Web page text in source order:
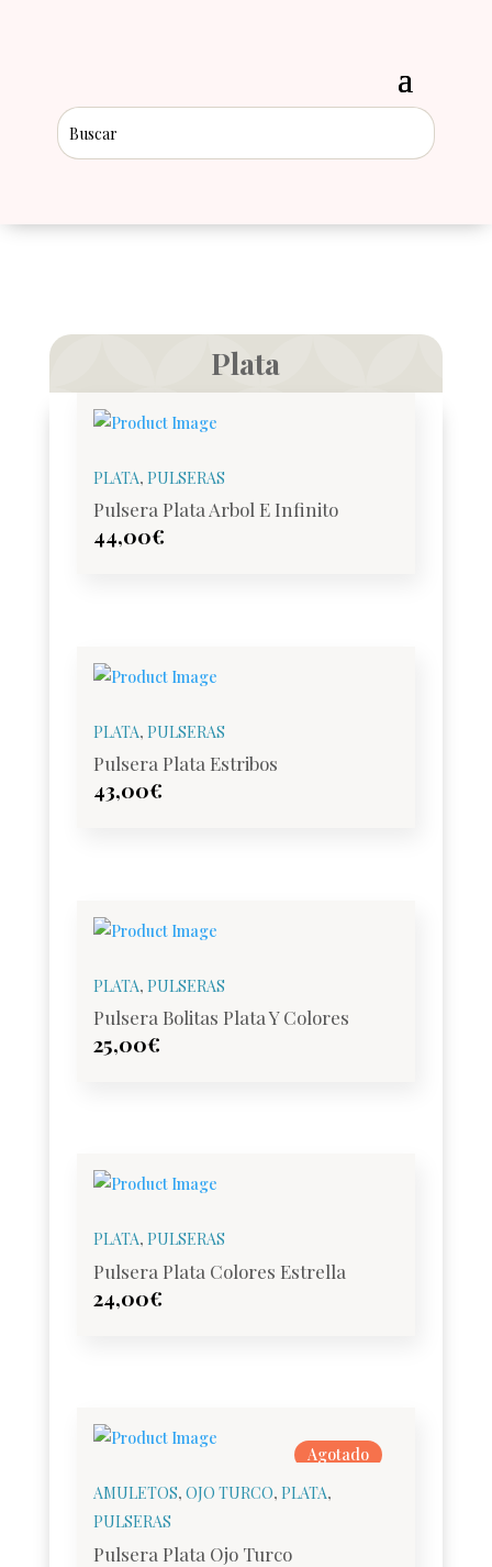
Plata
PLATA, PULSERAS
Pulsera Plata Arbol E Infinito
44,00€
PLATA, PULSERAS
Pulsera Plata Estribos
43,00€
PLATA, PULSERAS
Pulsera Bolitas Plata Y Colores
25,00€
PLATA, PULSERAS
Pulsera Plata Colores Estrella
24,00€
Agotado
AMULETOS, OJO TURCO, PLATA,
PULSERAS
Pulsera Plata Ojo Turco